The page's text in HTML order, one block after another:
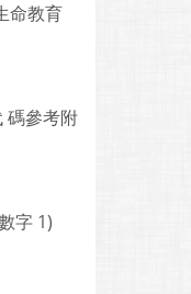
命教育
碼參考附
字 1)